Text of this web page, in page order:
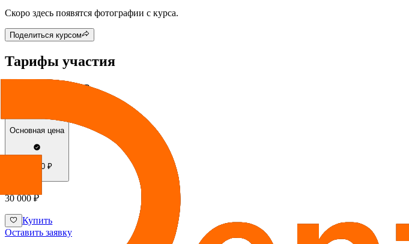
Скоро здесь появятся фотографии с курса.
Поделиться курсом
Тарифы участия
12 040 ₽
Основная цена
30 000 ₽
30 000 ₽
Купить
Оставить заявку